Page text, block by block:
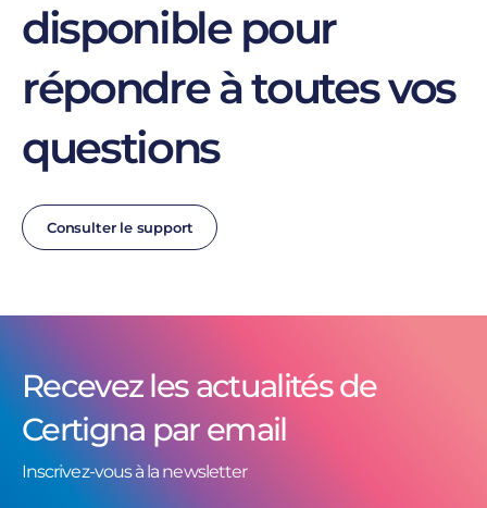
disponible pour
répondre à toutes vos
questions
Consulter le support
Recevez les actualités de
Certigna par email
Inscrivez-vous à la newsletter